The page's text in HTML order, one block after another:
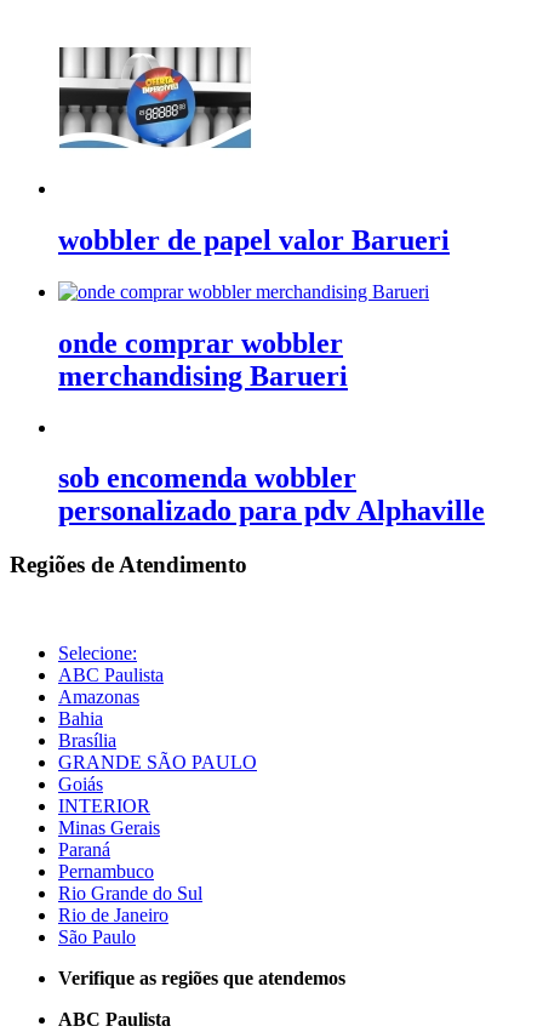
wobbler de papel valor Barueri
onde comprar wobbler
merchandising Barueri
sob encomenda wobbler
personalizado para pdv Alphaville
Regiões de Atendimento
Selecione:
ABC Paulista
Amazonas
Bahia
Brasília
GRANDE SÃO PAULO
Goiás
INTERIOR
Minas Gerais
Paraná
Pernambuco
Rio Grande do Sul
Rio de Janeiro
São Paulo
Verifique as regiões que atendemos
ABC Paulista